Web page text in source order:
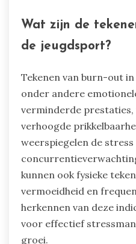
Wat zijn de
de jeugdsport?
Tekenen van burn-out
onder andere
verminderde prestaties,
verhoogde
weerspiegelen de
kunnen ook fysieke
vermoeidheid en
herkennen van deze
voor effectief
groei.